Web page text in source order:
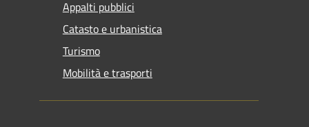
Appalti pubblici
Catasto e urbanistica
Turismo
Mobilità e trasporti